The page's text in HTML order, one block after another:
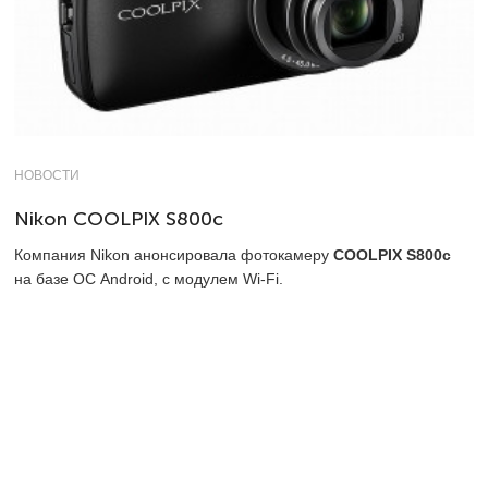
НОВОСТИ
Nikon COOLPIX S800с
Компания Nikon анонсировала фотокамеру COOLPIX S800с
на базе ОС Android, с модулем Wi-Fi.